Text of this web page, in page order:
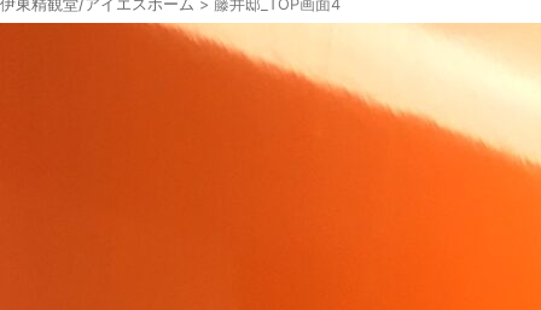
伊東精観堂/アイエスホーム > 藤井邸_TOP画面4